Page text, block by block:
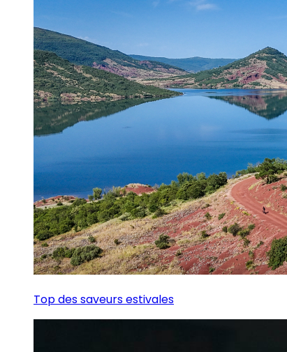
Top des saveurs estivales